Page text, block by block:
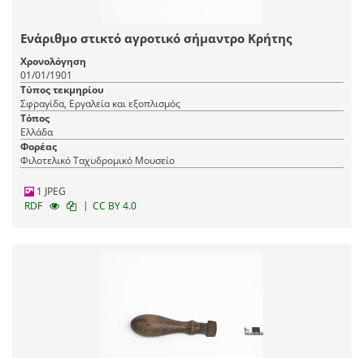
Ενάριθμο στικτό αγροτικό σήμαντρο Κρήτης
Χρονολόγηση
01/01/1901
Τύπος τεκμηρίου
Σφραγίδα, Εργαλεία και εξοπλισμός
Τόπος
Ελλάδα
Φορέας
Φιλοτελικό Ταχυδρομικό Μουσείο
1 JPEG
RDF
| CC BY 4.0